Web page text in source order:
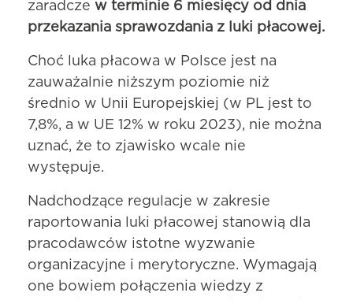
zaradcze w terminie 6 miesięcy od dnia
przekazania sprawozdania z luki płacowej.
Choć luka płacowa w Polsce jest na
zauważalnie niższym poziomie niż
średnio w Unii Europejskiej (w PL jest to
7,8%, a w UE 12% w roku 2023), nie można
uznać, że to zjawisko wcale nie
występuje.
Nadchodzące regulacje w zakresie
raportowania luki płacowej stanowią dla
pracodawców istotne wyzwanie
organizacyjne i merytoryczne. Wymagają
one bowiem połączenia wiedzy z